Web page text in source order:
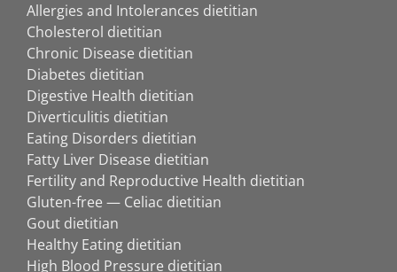
Allergies and Intolerances dietitian
Cholesterol dietitian
Chronic Disease dietitian
Diabetes dietitian
Digestive Health dietitian
Diverticulitis dietitian
Eating Disorders dietitian
Fatty Liver Disease dietitian
Fertility and Reproductive Health dietitian
Gluten-free — Celiac dietitian
Gout dietitian
Healthy Eating dietitian
High Blood Pressure dietitian